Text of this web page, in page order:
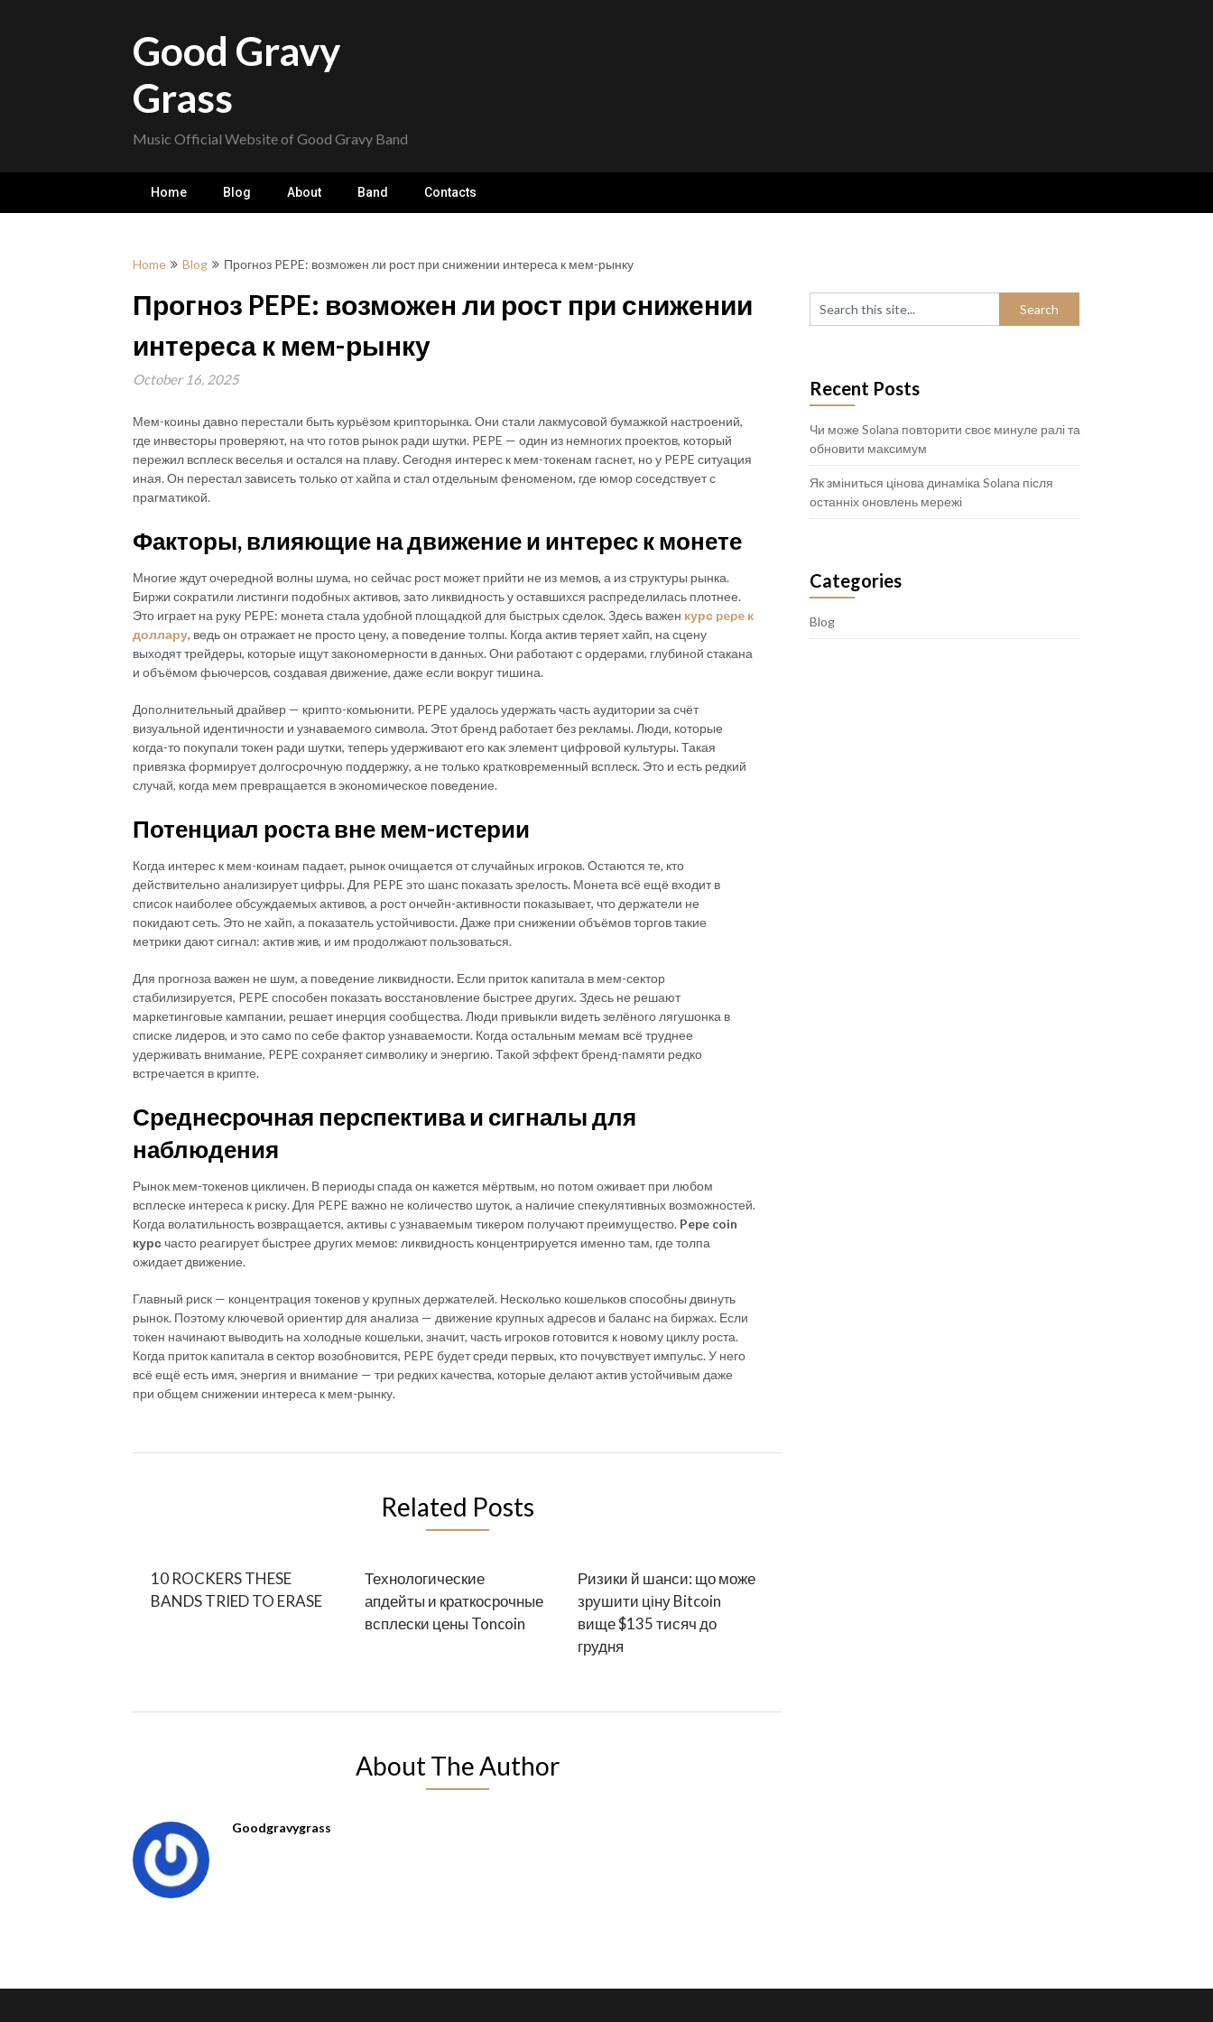
Good Gravy
Grass
Music Official Website of Good Gravy Band
Home Blog About Band Contacts
Home Blog Прогноз PEPE: возможен ли рост при снижении интереса к мем-рынку
Прогноз PEPE: возможен ли рост при снижении
интереса к мем-рынку
October 16, 2025
Мем-коины давно перестали быть курьёзом крипторынка. Они стали лакмусовой бумажкой настроений,
где инвесторы проверяют, на что готов рынок ради шутки. PEPE — один из немногих проектов, который
пережил всплеск веселья и остался на плаву. Сегодня интерес к мем-токенам гаснет, но у PEPE ситуация
иная. Он перестал зависеть только от хайпа и стал отдельным феноменом, где юмор соседствует с
прагматикой.
Факторы, влияющие на движение и интерес к монете
Многие ждут очередной волны шума, но сейчас рост может прийти не из мемов, а из структуры рынка.
Биржи сократили листинги подобных активов, зато ликвидность у оставшихся распределилась плотнее.
Это играет на руку PEPE: монета стала удобной площадкой для быстрых сделок. Здесь важен курс pepe к
доллару, ведь он отражает не просто цену, а поведение толпы. Когда актив теряет хайп, на сцену
выходят трейдеры, которые ищут закономерности в данных. Они работают с ордерами, глубиной стакана
и объёмом фьючерсов, создавая движение, даже если вокруг тишина.
Дополнительный драйвер — крипто-комьюнити. PEPE удалось удержать часть аудитории за счёт
визуальной идентичности и узнаваемого символа. Этот бренд работает без рекламы. Люди, которые
когда-то покупали токен ради шутки, теперь удерживают его как элемент цифровой культуры. Такая
привязка формирует долгосрочную поддержку, а не только кратковременный всплеск. Это и есть редкий
случай, когда мем превращается в экономическое поведение.
Потенциал роста вне мем-истерии
Когда интерес к мем-коинам падает, рынок очищается от случайных игроков. Остаются те, кто
действительно анализирует цифры. Для PEPE это шанс показать зрелость. Монета всё ещё входит в
список наиболее обсуждаемых активов, а рост ончейн-активности показывает, что держатели не
покидают сеть. Это не хайп, а показатель устойчивости. Даже при снижении объёмов торгов такие
метрики дают сигнал: актив жив, и им продолжают пользоваться.
Для прогноза важен не шум, а поведение ликвидности. Если приток капитала в мем-сектор
стабилизируется, PEPE способен показать восстановление быстрее других. Здесь не решают
маркетинговые кампании, решает инерция сообщества. Люди привыкли видеть зелёного лягушонка в
списке лидеров, и это само по себе фактор узнаваемости. Когда остальным мемам всё труднее
удерживать внимание, PEPE сохраняет символику и энергию. Такой эффект бренд-памяти редко
встречается в крипте.
Среднесрочная перспектива и сигналы для
наблюдения
Рынок мем-токенов цикличен. В периоды спада он кажется мёртвым, но потом оживает при любом
всплеске интереса к риску. Для PEPE важно не количество шуток, а наличие спекулятивных возможностей.
Когда волатильность возвращается, активы с узнаваемым тикером получают преимущество. Pepe coin
курсчасто реагирует быстрее других мемов: ликвидность концентрируется именно там, где толпа
ожидает движение.
Главный риск — концентрация токенов у крупных держателей. Несколько кошельков способны двинуть
рынок. Поэтому ключевой ориентир для анализа — движение крупных адресов и баланс на биржах. Если
токен начинают выводить на холодные кошельки, значит, часть игроков готовится к новому циклу роста.
Когда приток капитала в сектор возобновится, PEPE будет среди первых, кто почувствует импульс. У него
всё ещё есть имя, энергия и внимание — три редких качества, которые делают актив устойчивым даже
при общем снижении интереса к мем-рынку.
Related Posts
10 ROCKERS THESE
BANDS TRIED TO ERASE
Технологические
апдейты и краткосрочные
всплески цены Toncoin
Ризики й шанси: що може
зрушити ціну Bitcoin
вище $135 тисяч до
грудня
About The Author
Goodgravygrass
Recent Posts
Чи може Solana повторити своє минуле ралі та
обновити максимум
Як зміниться цінова динаміка Solana після
останніх оновлень мережі
Categories
Blog